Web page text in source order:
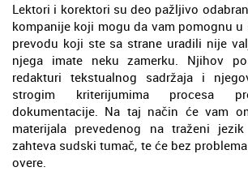
Lektori i korektori su deo pažljivo
kompanije koji mogu da vam pomognu
prevodu koji ste sa strane uradili nije
njega imate neku zamerku. Njihov
redakturi tekstualnog sadržaja i
strogim kriterijumima procesa
dokumentacije. Na taj način će vam
materijala prevedenog na traženi
zahteva sudski tumač, te će bez
overe.